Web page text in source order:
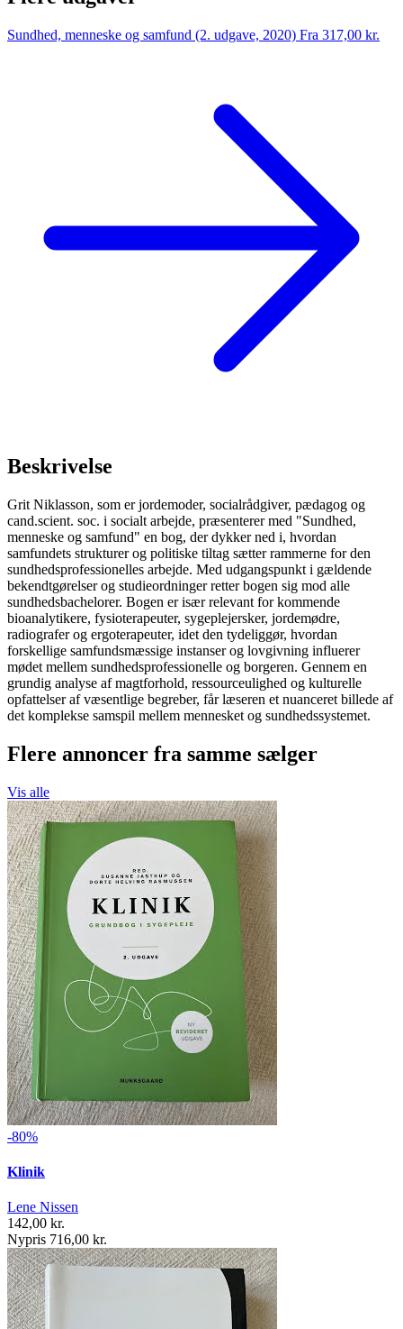
Sundhed, menneske og samfund (2. udgave, 2020) Fra 317,00 kr.
Beskrivelse
Grit Niklasson, som er jordemoder, socialrådgiver, pædagog og
cand.scient. soc. i socialt arbejde, præsenterer med "Sundhed,
menneske og samfund" en bog, der dykker ned i, hvordan
samfundets strukturer og politiske tiltag sætter rammerne for den
sundhedsprofessionelles arbejde. Med udgangspunkt i gældende
bekendtgørelser og studieordninger retter bogen sig mod alle
sundhedsbachelorer. Bogen er især relevant for kommende
bioanalytikere, fysioterapeuter, sygeplejersker, jordemødre,
radiografer og ergoterapeuter, idet den tydeliggør, hvordan
forskellige samfundsmæssige instanser og lovgivning influerer
mødet mellem sundhedsprofessionelle og borgeren. Gennem en
grundig analyse af magtforhold, ressourceulighed og kulturelle
opfattelser af væsentlige begreber, får læseren et nuanceret billede af
det komplekse samspil mellem mennesket og sundhedssystemet.
Flere annoncer fra samme sælger
Vis alle
-80%
Klinik
Lene Nissen
142,00 kr.
Nypris 716,00 kr.